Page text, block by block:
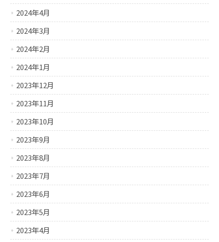
2024年4月
2024年3月
2024年2月
2024年1月
2023年12月
2023年11月
2023年10月
2023年9月
2023年8月
2023年7月
2023年6月
2023年5月
2023年4月